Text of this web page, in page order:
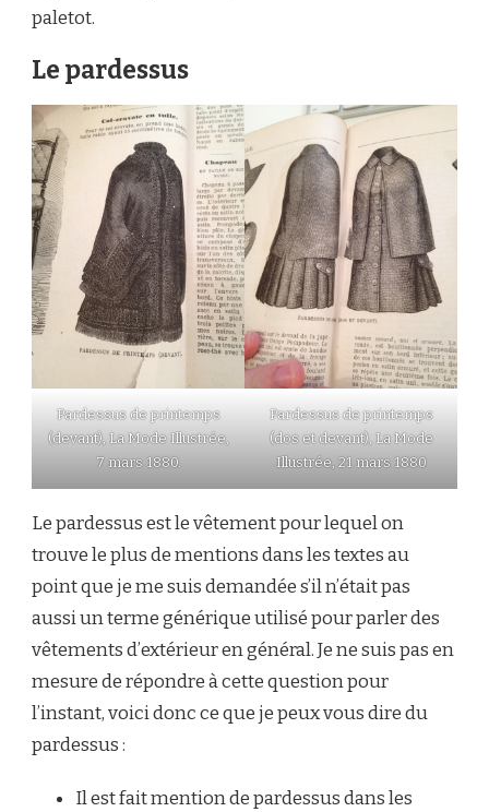
paletot.
Le pardessus
Pardessus de printemps
(devant), La Mode Illustrée,
7 mars 1880.
Pardessus de printemps
(dos et devant), La Mode
Illustrée, 21 mars 1880
Le pardessus est le vêtement pour lequel on
trouve le plus de mentions dans les textes au
point que je me suis demandée s’il n’était pas
aussi un terme générique utilisé pour parler des
vêtements d’extérieur en général. Je ne suis pas en
mesure de répondre à cette question pour
l’instant, voici donc ce que je peux vous dire du
pardessus :
Il est fait mention de pardessus dans les